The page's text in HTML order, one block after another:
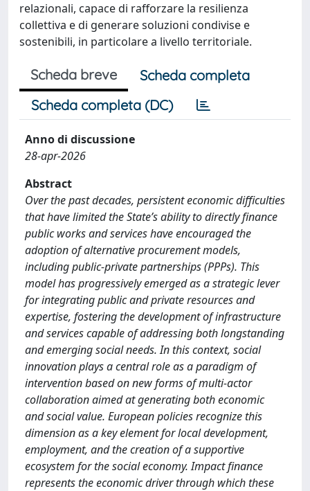
relazionali, capace di rafforzare la resilienza
collettiva e di generare soluzioni condivise e
sostenibili, in particolare a livello territoriale.
Scheda breve
Scheda completa
Scheda completa (DC)
Anno di discussione
28-apr-2026
Abstract
Over the past decades, persistent economic difficulties
that have limited the State’s ability to directly finance
public works and services have encouraged the
adoption of alternative procurement models,
including public-private partnerships (PPPs). This
model has progressively emerged as a strategic lever
for integrating public and private resources and
expertise, fostering the development of infrastructure
and services capable of addressing both longstanding
and emerging social needs. In this context, social
innovation plays a central role as a paradigm of
intervention based on new forms of multi-actor
collaboration aimed at generating both economic
and social value. European policies recognize this
dimension as a key element for local development,
employment, and the creation of a supportive
ecosystem for the social economy. Impact finance
represents the economic driver through which these